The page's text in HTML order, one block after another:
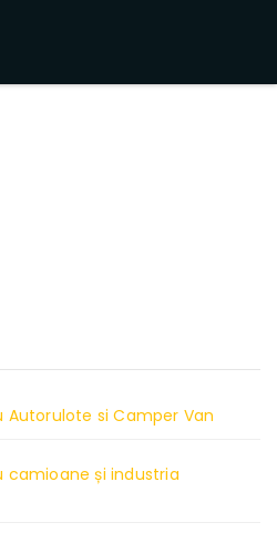
si Camper Van
și industria